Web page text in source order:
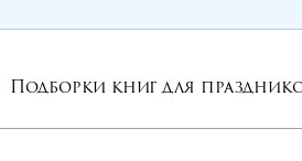
Подборки книг для